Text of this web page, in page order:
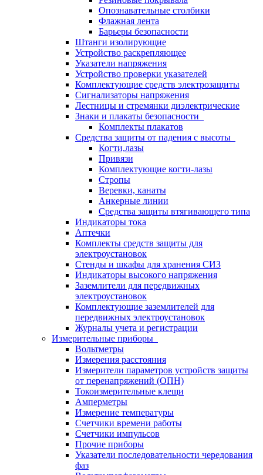
Опознавательные столбики
Флажная лента
Барьеры безопасности
Штанги изолирующие
Устройство раскрепляющее
Указатели напряжения
Устройство проверки указателей
Комплектующие средств электрозащиты
Сигнализаторы напряжения
Лестницы и стремянки диэлектрические
Знаки и плакаты безопасности
Комплекты плакатов
Средства защиты от падения с высоты
Когти,лазы
Привязи
Комплектующие когти-лазы
Стропы
Веревки, канаты
Анкерные линии
Средства защиты втягивающего типа
Индикаторы тока
Аптечки
Комплекты средств защиты для
электроустановок
Стенды и шкафы для хранения СИЗ
Индикаторы высокого напряжения
Заземлители для передвижных
электроустановок
Комплектующие заземлителей для
передвижных электроустановок
Журналы учета и регистрации
Измерительные приборы
Вольтметры
Измерения расстояния
Измерители параметров устройств защиты
от перенапряжений (ОПН)
Токоизмерительные клещи
Амперметры
Измерение температуры
Счетчики времени работы
Счетчики импульсов
Прочие приборы
Указатели последовательности чередования
фаз